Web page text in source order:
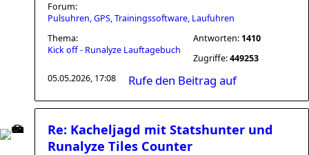
Forum:
Pulsuhren, GPS, Trainingssoftware, Laufuhren
Thema:
Kick off - Runalyze Lauftagebuch
Antworten: 1410
Zugriffe:449253
05.05.2026, 17:08
Rufe den Beitrag auf
Re: Kacheljagd mit Statshunter und
Runalyze Tiles Counter